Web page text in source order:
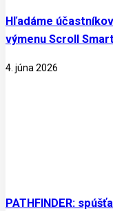
Hľadáme
výmenu Scroll
4. júna 2026
PATHFINDER: